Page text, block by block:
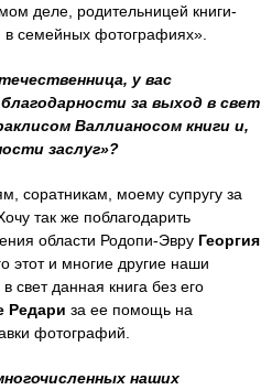
деле, родительницей книги-
семейных фотографиях».
у вас
за выход в свет
Валлианосом книги и,
заслуг»?
соратникам, моему супругу за
так же поблагодарить
области Родопи-Эвру Георгия
этот и многие другие наши
данная книга без его
Редари за ее помощь на
фотографий.
наших